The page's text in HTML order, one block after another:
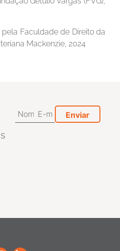
Faculdade de Direito da
Mackenzie, 2024